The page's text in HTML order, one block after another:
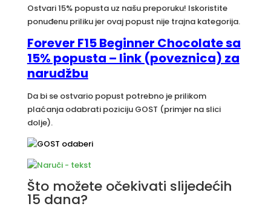
Ostvari 15% popusta uz našu preporuku! Iskoristite
ponuđenu priliku jer ovaj popust nije trajna kategorija.
Forever F15 Beginner Chocolate sa
15% popusta – link (poveznica) za
narudžbu
Da bi se ostvario popust potrebno je prilikom
plaćanja odabrati poziciju GOST (primjer na slici
dolje).
Što možete očekivati slijedećih
15 dana?